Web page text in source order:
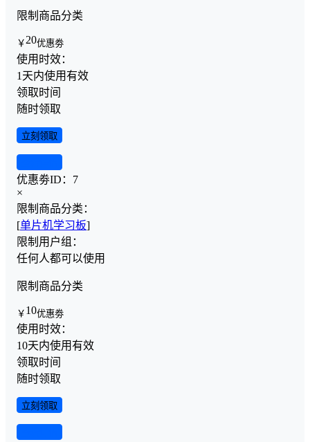
限制商品分类
￥ 20优惠劵
使用时效：
1天内使用有效
领取时间
随时领取
立刻领取
优惠劵ID： 7
×
限制商品分类：
[单片机学习板]
限制用户组：
任何人都可以使用
限制商品分类
￥ 10优惠劵
使用时效：
10天内使用有效
领取时间
随时领取
立刻领取